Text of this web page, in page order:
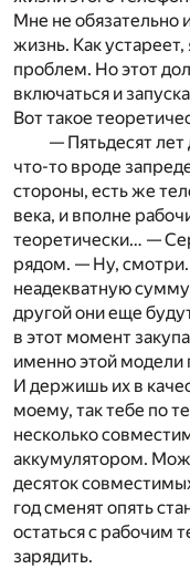
Мне не обязательно
жизнь. Как
проблем. Но этот
включаться и
Вот такое
— Пятьдесят
что-то вроде
стороны, есть же
века, и вполне
теоретически… —
рядом. — Ну, смотри.
неадекватную сумму
другой они еще
в этот момент
именно этой модели
И держишь их в
моему, так тебе по
несколько
аккумулятором.
десяток
год сменят опять
остаться с рабочим
зарядить.